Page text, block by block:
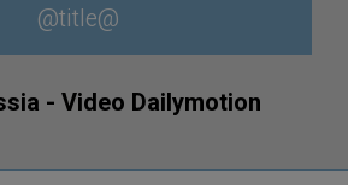
@title@
- Video Dailymotion